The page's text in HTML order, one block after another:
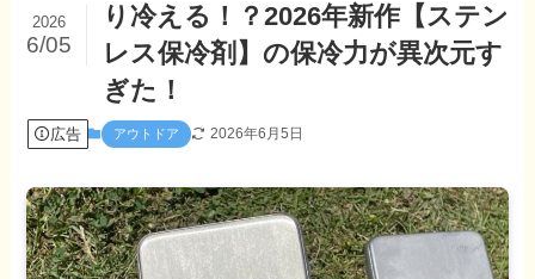
り冷える！？2026年新作【ステン
レス保冷剤】の保冷力が異次元す
ぎた！
2026
6/05
広告 アウトドア 2026年6月5日